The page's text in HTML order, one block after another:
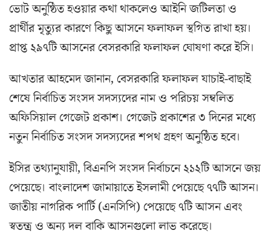
ভোট অনুষ্ঠিত হওয়ার কথা থাকলেও আইনি জটিলতা ও
প্রার্থীর মৃত্যুর কারণে কিছু আসনে ফলাফল স্থগিত রাখা হয়।
প্রাপ্ত ২৯৭টি আসনের বেসরকারি ফলাফল ঘোষণা করে ইসি।
আখতার আহমেদ জানান, বেসরকারি ফলাফল যাচাই-বাছাই
শেষে নির্বাচিত সংসদ সদস্যদের নাম ও পরিচয় সম্বলিত
অফিসিয়াল গেজেট প্রকাশ। গেজেট প্রকাশের ৩ দিনের মধ্যে
নতুন নির্বাচিত সংসদ সদস্যদের শপথ গ্রহণ অনুষ্ঠিত হবে।
ইসির তথ্যানুযায়ী, বিএনপি সংসদ নির্বাচনে ২১২টি আসনে জয়
পেয়েছে। বাংলাদেশ জামায়াতে ইসলামী পেয়েছে ৭৭টি আসন।
জাতীয় নাগরিক পার্টি (এনসিপি) পেয়েছে ৭টি আসন এবং
স্বতন্ত্র ও অন্য দল বাকি আসনগুলো লাভ করেছে।